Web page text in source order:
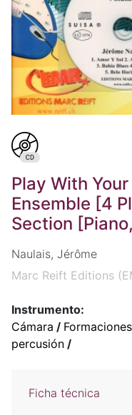
Play With
Ensemble [4
Section
Naulais, Jérôme
Marc Reift Editions
Instrumento:
Cámara /
percusión /
Ficha técnica